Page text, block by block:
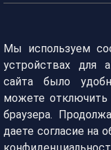
Мы используем
устройствах для
сайта было
можете
браузера.
даете согласие на